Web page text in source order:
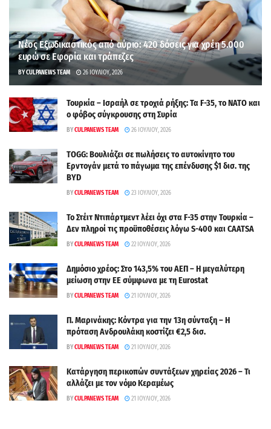
Νέος Εξωδικαστικός από αύριο: 420 δόσεις για χρέη 5.000
ευρώ σε Εφορία και τράπεζες
BYCULPANEWS TEAM 26 ΙΟΥΛΊΟΥ, 2026
Τουρκία – Ισραήλ σε τροχιά ρήξης: Τα F-35, το ΝΑΤΟ και
ο φόβος σύγκρουσης στη Συρία
BYCULPANEWS TEAM 26 ΙΟΥΛΊΟΥ, 2026
TOGG: Βουλιάζει σε πωλήσεις το αυτοκίνητο του
Ερντογάν μετά το πάγωμα της επένδυσης $1 δισ. της
BYD
BYCULPANEWS TEAM 23 ΙΟΥΛΊΟΥ, 2026
Το Στέιτ Ντιπάρτμεντ λέει όχι στα F-35 στην Τουρκία –
Δεν πληροί τις προϋποθέσεις λόγω S-400 και CAATSA
BYCULPANEWS TEAM 22 ΙΟΥΛΊΟΥ, 2026
Δημόσιο χρέος: Στο 143,5% του ΑΕΠ – Η μεγαλύτερη
μείωση στην ΕΕ σύμφωνα με τη Eurostat
BYCULPANEWS TEAM 21 ΙΟΥΛΊΟΥ, 2026
Π. Μαρινάκης: Κόντρα για την 13η σύνταξη – Η
πρόταση Ανδρουλάκη κοστίζει €2,5 δισ.
BYCULPANEWS TEAM 21 ΙΟΥΛΊΟΥ, 2026
Κατάργηση περικοπών συντάξεων χηρείας 2026 – Τι
αλλάζει με τον νόμο Κεραμέως
BYCULPANEWS TEAM 21 ΙΟΥΛΊΟΥ, 2026